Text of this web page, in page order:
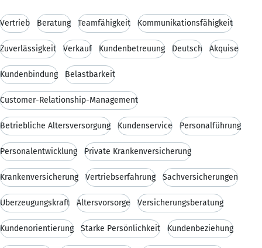
Vertrieb Beratung Teamfähigkeit Kommunikationsfähigkeit
Zuverlässigkeit Verkauf Kundenbetreuung Deutsch Akquise
Kundenbindung Belastbarkeit
Customer-Relationship-Management
Betriebliche Altersversorgung Kundenservice Personalführung
Personalentwicklung Private Krankenversicherung
Krankenversicherung Vertriebserfahrung Sachversicherungen
Überzeugungskraft Altersvorsorge Versicherungsberatung
Kundenorientierung Starke Persönlichkeit Kundenbeziehung